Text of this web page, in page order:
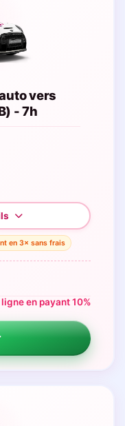
vers
- 7h
en 3× sans frais
en payant 10%